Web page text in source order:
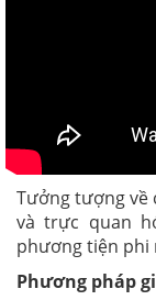
Tưởng tượng về
và trực quan
phương tiện phi
Phương pháp